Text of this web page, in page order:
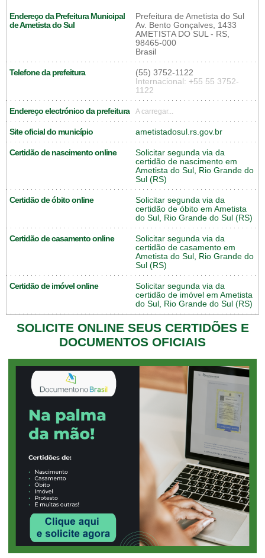
Endereço da Prefeitura Municipal
de Ametista do Sul
Prefeitura de Ametista do Sul
Av. Bento Gonçalves, 1433
AMETISTA DO SUL - RS,
98465-000
Brasil
Telefone da prefeitura
(55) 3752-1122
Internacional: +55 55 3752-
1122
Endereço electrónico da prefeitura A carregar...
Site oficial do município ametistadosul.rs.gov.br
Certidão de nascimento online
Solicitar segunda via da
certidão de nascimento em
Ametista do Sul, Rio Grande do
Sul (RS)
Certidão de óbito online
Solicitar segunda via da
certidão de óbito em Ametista
do Sul, Rio Grande do Sul (RS)
Certidão de casamento online
Solicitar segunda via da
certidão de casamento em
Ametista do Sul, Rio Grande do
Sul (RS)
Certidão de imóvel online
Solicitar segunda via da
certidão de imóvel em Ametista
do Sul, Rio Grande do Sul (RS)
SOLICITE ONLINE SEUS CERTIDÕES E
DOCUMENTOS OFICIAIS